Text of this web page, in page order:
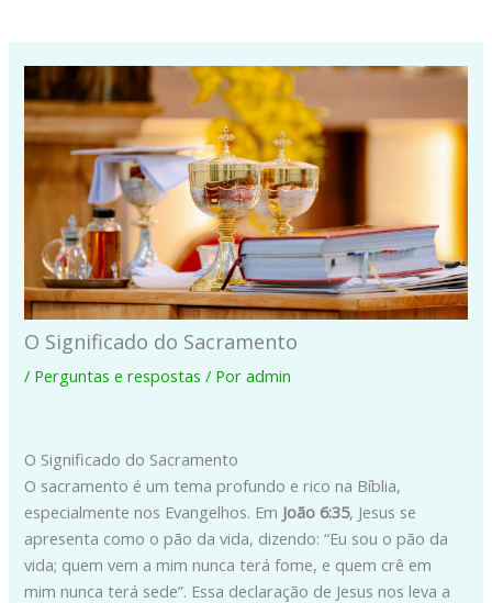
O Significado do Sacramento
/ Perguntas e respostas / Poradmin
O Significado do Sacramento
O sacramento é um tema profundo e rico na Bíblia,
especialmente nos Evangelhos. Em João 6:35, Jesus se
apresenta como o pão da vida, dizendo: “Eu sou o pão da
vida; quem vem a mim nunca terá fome, e quem crê em
mim nunca terá sede”. Essa declaração de Jesus nos leva a